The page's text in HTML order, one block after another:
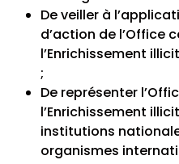
De veiller à
d’action de l’Office
l’Enrichissement
;
De représenter
l’Enrichissement
institutions
organismes